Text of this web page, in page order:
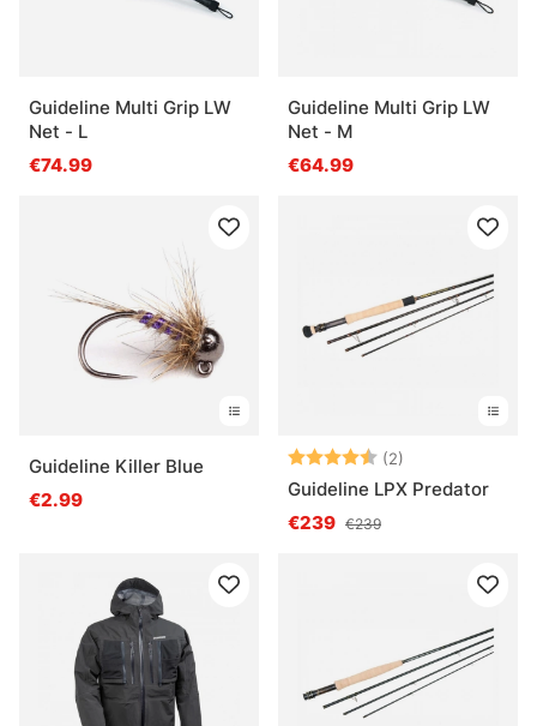
Guideline Multi Grip LW
Net - L
€74.99
Guideline Multi Grip LW
Net - M
€64.99
Guideline Killer Blue
€2.99
Note: (2)
Guideline LPX Predator
€239 €239